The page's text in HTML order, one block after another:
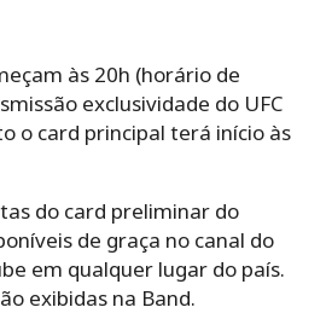
às 20h (horário de
exclusividade do UFC
o card principal terá início às
do card preliminar do
de graça no canal do
em qualquer lugar do país.
exibidas na Band.